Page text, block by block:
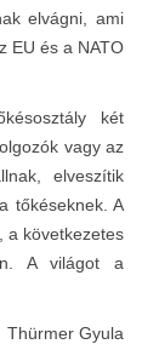
elvágni, ami
EU és a NATO
két
vagy az
elveszítik
tőkéseknek. A
a következetes
A világot a
Thürmer Gyula